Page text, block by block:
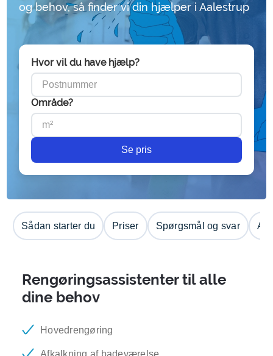
og behov, så finder vi din hjælper i Aalestrup
Hvor vil du have hjælp?
Område?
Se pris
Sådan starter du Priser Spørgsmål og svar
Rengøringsassistenter til alle
dine behov
Hovedrengøring
Afkalkning af badeværelse